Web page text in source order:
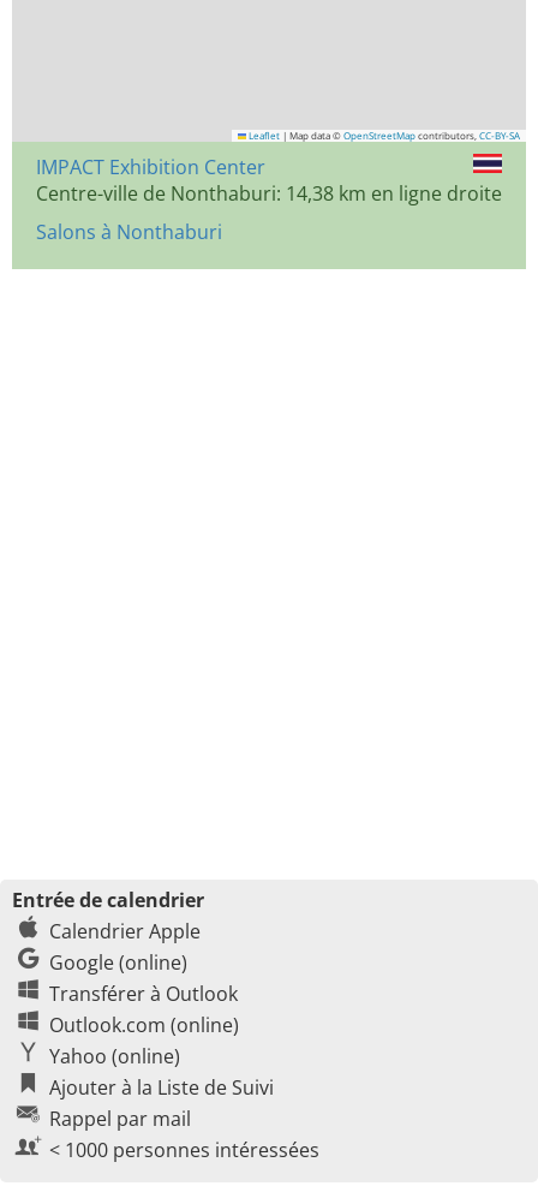
Leaflet | Map data © OpenStreetMap contributors, CC-BY-SA
IMPACT Exhibition Center
Centre-ville de Nonthaburi: 14,38 km en ligne droite
Salons à Nonthaburi
Entrée de calendrier
Calendrier Apple
Google (online)
Transférer à Outlook
Outlook.com (online)
Yahoo (online)
Ajouter à la Liste de Suivi
Rappel par mail
< 1000 personnes intéressées